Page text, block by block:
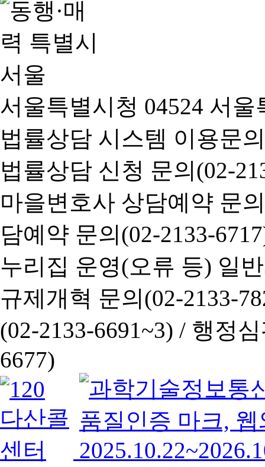
서울특별시청 04524 서
법률상담 시스템 이용문
법률상담 신청 문의(02-
마을변호사 상담예약 문
담예약 문의(02-2133-
누리집 운영(오류 등) 일
규제개혁 문의(02-2133-
(02-2133-6691~3) / 행정심
6677)